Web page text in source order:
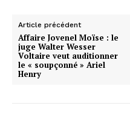
Article précédent
Affaire Jovenel Moïse : le
juge Walter Wesser
Voltaire veut auditionner
le « soupçonné » Ariel
Henry